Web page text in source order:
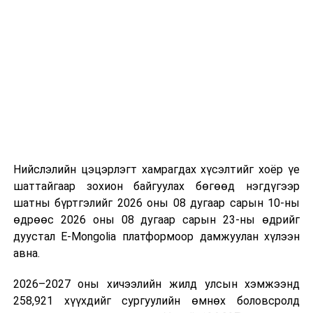
7-нд нутгийн зарим газраар секундэд 12-14
метр хүрч ширүүснэ. 06-нд нутгийн баруун
хагаст, 07-нд ихэнх нутгаар хүйтний эрч бага
зэрэг чангарч Дархадын хотгор, Завхан, Заг-
Байдраг голын эх, Хүрэнбэлчир орчим, Идэр, Тэс
нутаг, Хараа, Ерөө, Туул, Тэрэлж, Хэрлэн голын
хөндийгөөр шөнөдөө 29-34 хэм, өдөртөө 17-22
Нийслэлийн цэцэрлэгт хамрагдах хүсэлтийг хоёр үе
шаттайгаар зохион байгуулах бөгөөд нэгдүгээр
шатны бүртгэлийг 2026 оны 08 дугаар сарын 10-ны
өдрөөс 2026 оны 08 дугаар сарын 23-ны өдрийг
дуустал E-Mongolia платформоор дамжуулан хүлээн
авна.
2026–2027 оны хичээлийн жилд улсын хэмжээнд
258,921 хүүхдийг сургуулийн өмнөх боловсролд